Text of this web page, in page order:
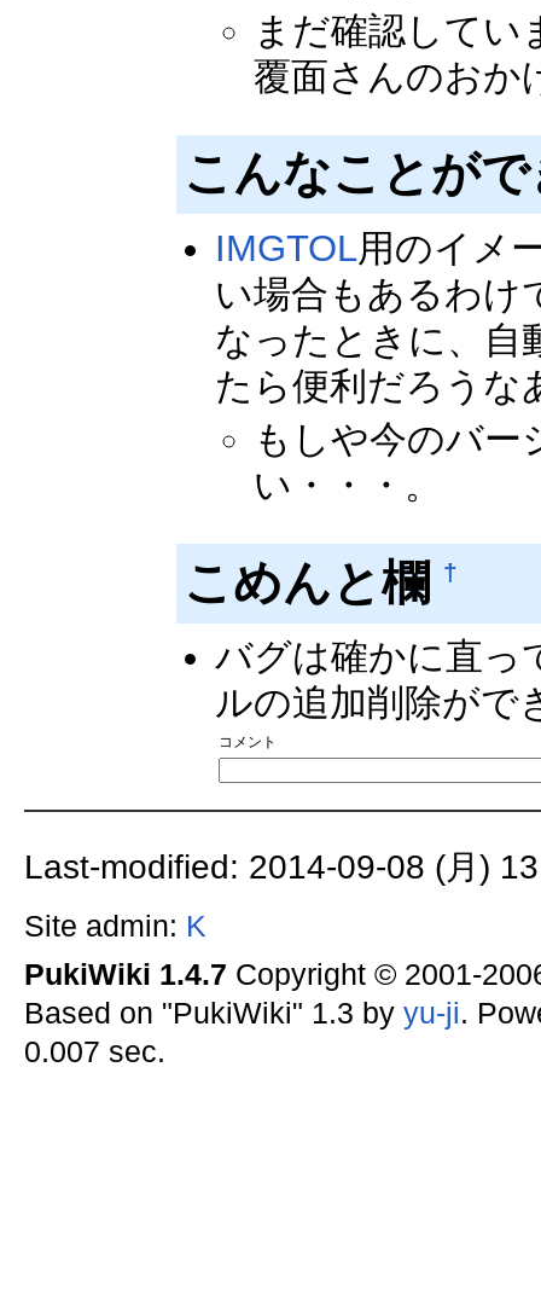
まだ確認して
覆面さんのおか
こんなことが
IMGTOL用のイメ
い場合もあるわけ
なったときに、自
たら便利だろうな
もしや今のバー
い・・・。
こめんと欄 †
バグは確かに直っ
ルの追加削除がで
コメント
Last-modified: 2014-09-08 (月)
Site admin: K
PukiWiki 1.4.7 Copyright © 2001-
Based on "PukiWiki" 1.3 by yu-ji.
0.007 sec.